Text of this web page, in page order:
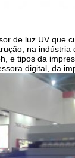
de luz UV que
na
e tipos da
digital, da